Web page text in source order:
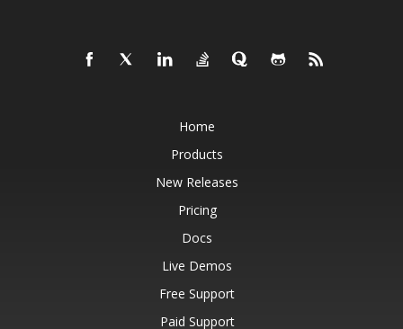
Home
Products
New Releases
Pricing
Docs
Live Demos
Free Support
Paid Support